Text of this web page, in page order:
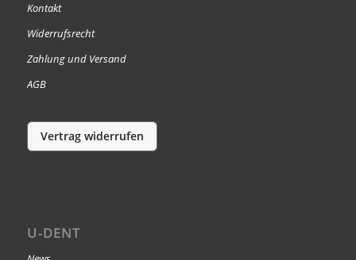
Kontakt
Widerrufsrecht
Zahlung und Versand
AGB
Vertrag widerrufen
U-DENT